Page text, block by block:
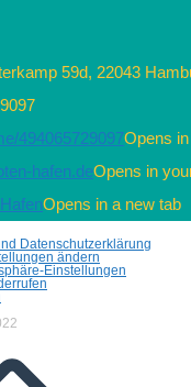
59d, 22043
494065729097Opens
hafen.deOpens in
Opens in a new tab
Datenschutzerklärung
ändern
Einstellungen